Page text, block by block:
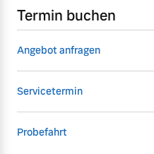
Termin buchen
Angebot anfragen
Servicetermin
Probefahrt